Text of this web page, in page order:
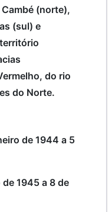
(norte),
(sul) e
do rio
do Norte.
de 1944 a 5
1945 a 8 de